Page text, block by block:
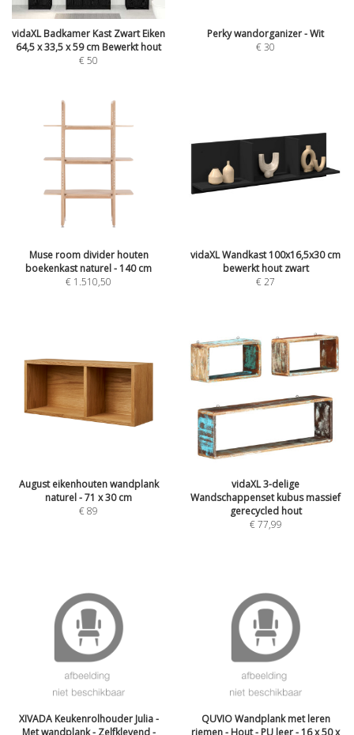
vidaXL Badkamer Kast Zwart Eiken
64,5 x 33,5 x 59 cm Bewerkt hout
€50
Perky wandorganizer - Wit
€30
Muse room divider houten
boekenkast naturel - 140 cm
€ 1.510,50
vidaXL Wandkast 100x16,5x30 cm
bewerkt hout zwart
€27
August eikenhouten wandplank
naturel - 71 x 30 cm
€89
vidaXL 3-delige
Wandschappenset kubus massief
gerecycled hout
€77,99
XIVADA Keukenrolhouder Julia -
QUVIO Wandplank met leren